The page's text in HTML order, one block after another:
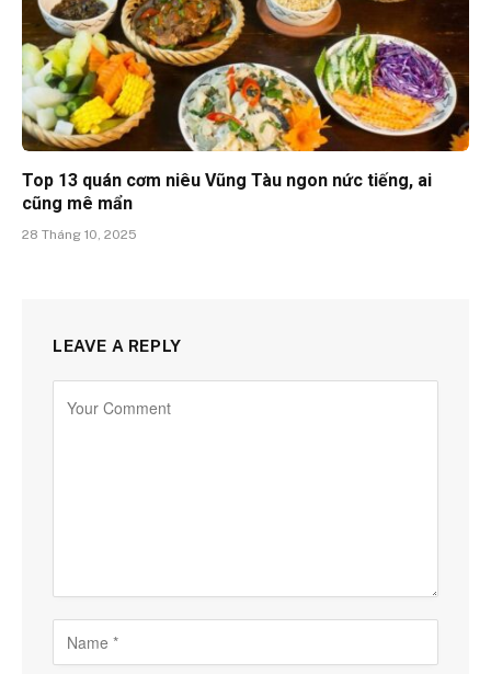
Top 13 quán cơm niêu Vũng Tàu ngon nức tiếng, ai
cũng mê mẩn
28 Tháng 10, 2025
LEAVE A REPLY